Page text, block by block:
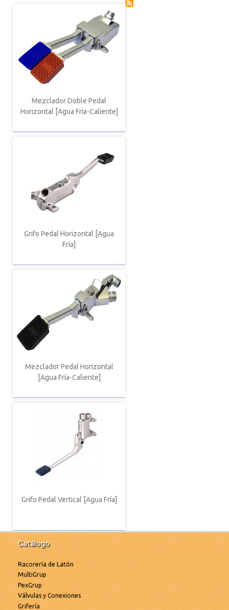
Mezclador Doble Pedal
Horizontal [Agua Fría-Caliente]
Grifo Pedal Horizontal [Agua
Fría]
Mezclador Pedal Horizontal
[Agua Fría-Caliente]
Grifo Pedal Vertical [Agua Fría]
Catálogo
Racorería de Latón
MultiGrup
PexGrup
Válvulas y Conexiones
Grifería